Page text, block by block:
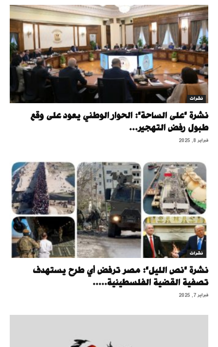
نشرات
نشرة "على الساحة": الحوار الوطني يعود على وقع
طبول رفض التهجير...
فبراير 8, 2025
نشرات
نشرة "نص الليل": مصر ترفض أي طرح يستهدف
تصفية القضية الفلسطينية.....
فبراير 7, 2025